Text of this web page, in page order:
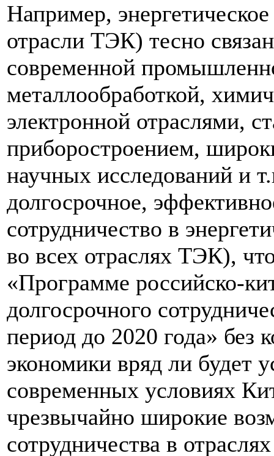
Например,
отрасли ТЭК) тесно
современной
металлообработкой,
электронной отраслями,
приборостроением,
научных исследований и
долгосрочное,
сотрудничество в
во всех отраслях ТЭК),
«Программе российско-
долгосрочного
период до 2020 года» без
экономики вряд ли будет
современных условиях
чрезвычайно широкие
сотрудничества в